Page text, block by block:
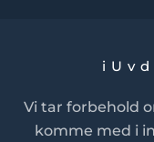
i U v
Vi tar forbehold
komme med i